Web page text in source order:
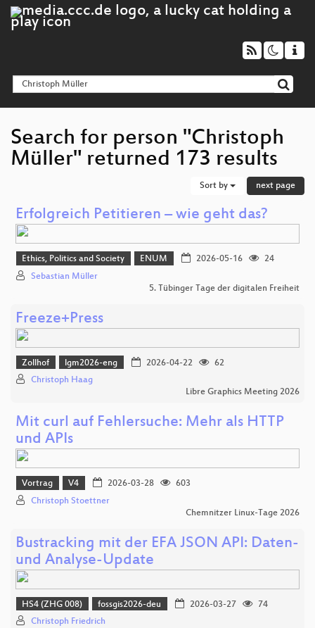
Search for person "Christoph
Müller" returned 173 results
Sort by next page
Erfolgreich Petitieren – wie geht das?
Ethics, Politics and Society ENUM 2026-05-16
24
Sebastian Müller
5. Tübinger Tage der digitalen Freiheit
Freeze+Press
Zollhof lgm2026-eng 2026-04-22
62
Christoph Haag
Libre Graphics Meeting 2026
Mit curl auf Fehlersuche: Mehr als HTTP
und APIs
Vortrag V4 2026-03-28
603
Christoph Stoettner
Chemnitzer Linux-Tage 2026
Bustracking mit der EFA JSON API: Daten-
und Analyse-Update
HS4 (ZHG 008) fossgis2026-deu 2026-03-27
74
Christoph Friedrich